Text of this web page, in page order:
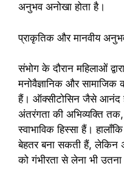
अनुभव अनोखा होता है।
प्राकृतिक और मानवीय
संभोग के दौरान महिलाओं
मनोवैज्ञानिक और सामाजिक
हैं। ऑक्सीटोसिन जैसे आनंद
अंतरंगता की अभिव्यक्ति
स्वाभाविक हिस्सा हैं।
बेहतर बना सकती हैं, लेकिन
को गंभीरता से लेना भी